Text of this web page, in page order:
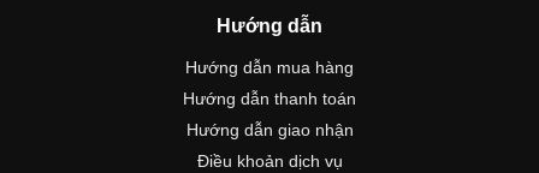
Hướng dẫn
Hướng dẫn mua hàng
Hướng dẫn thanh toán
Hướng dẫn giao nhận
Điều khoản dịch vụ